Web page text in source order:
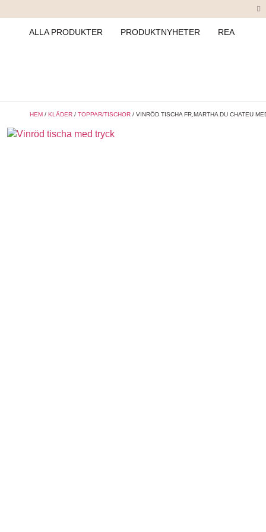
ALLA PRODUKTER PRODUKTNYHETER REA
HEM / KLÄDER / TOPPAR/TISCHOR / VINRÖD TISCHA FR,MARTHA DU CHATEU